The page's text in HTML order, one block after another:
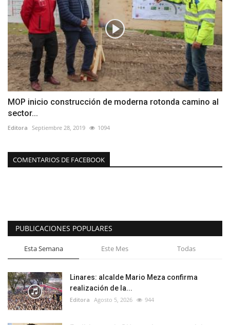
MOP inicio construcción de moderna rotonda camino al
sector...
Editora Septiembre 28, 2019 1094
COMENTARIOS DE FACEBOOK
PUBLICACIONES POPULARES
Esta Semana Este Mes Todas
Linares: alcalde Mario Meza confirma
realización de la...
Editora Agosto 5, 2026 944